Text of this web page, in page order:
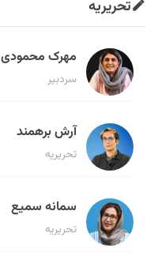
تحریریه
مهرک محمودی
سردبیر
آرش برهمند
تحریریه
سمانه سمیع
تحریریه